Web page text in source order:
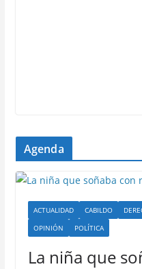
Agenda
ACTUALIDAD CABILDO
OPINIÓN
POLÍTICA
La niña que